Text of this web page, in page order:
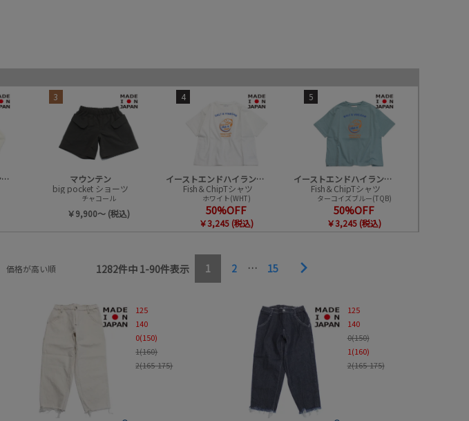
カラー
セール率 並び順
検索
イーストエンドハイランダーズ
3
マウンテン
big pocket ショーツ
チャコール
￥9,900～ (税込)
4
イーストエンドハイランダーズ
Fish＆ChipTシャツ
ホワイト(WHT)
50%OFF
￥3,245 (税込)
5
イーストエンドハイランダーズ
Fish＆ChipTシャツ
ターコイズブルー(TQB)
50%OFF
￥3,245 (税込)
価格が高い順 1282件中 1-90件表示 1 2 … 15
125
140
0(150)
1(160)
2(165-175)
125
140
0(150)
1(160)
2(165-175)